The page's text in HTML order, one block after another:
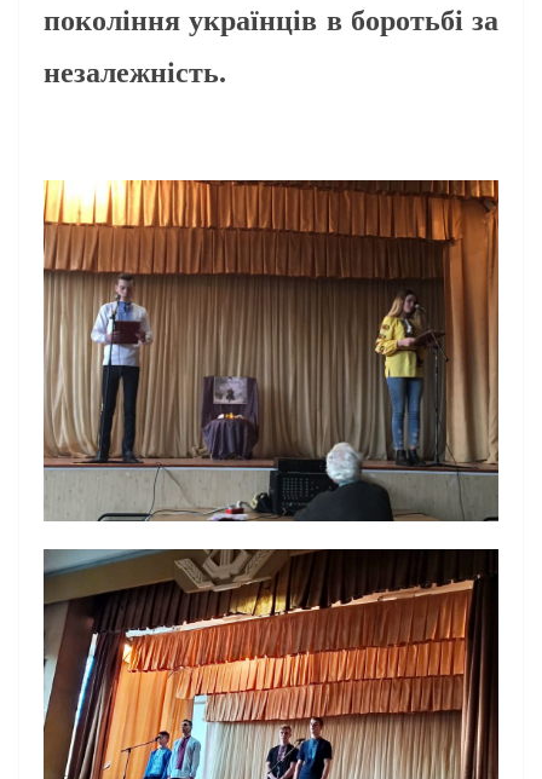
покоління українців в боротьбі за
незалежність.